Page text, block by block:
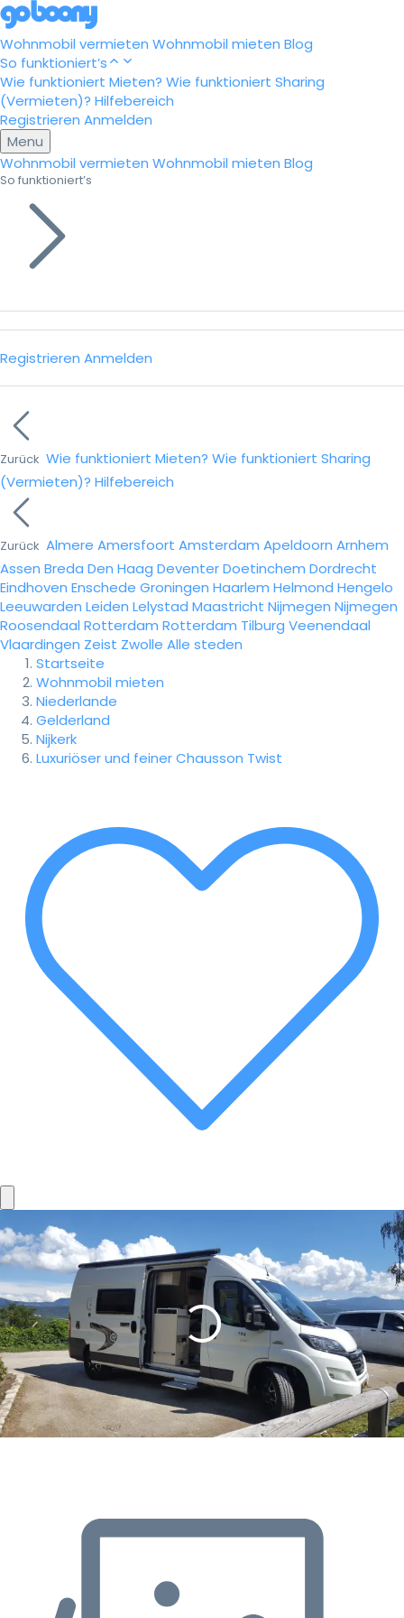
Wohnmobil vermieten Wohnmobil mieten Blog
So funktioniert’s
Wie funktioniert Mieten? Wie funktioniert Sharing
(Vermieten)? Hilfebereich
Registrieren Anmelden
Menu
Wohnmobil vermieten Wohnmobil mieten Blog
So funktioniert’s
Registrieren Anmelden
Zurück Wie funktioniert Mieten? Wie funktioniert Sharing
(Vermieten)? Hilfebereich
Zurück Almere Amersfoort Amsterdam Apeldoorn Arnhem
Assen Breda Den Haag DeventerDoetinchem Dordrecht
Eindhoven Enschede Groningen Haarlem Helmond Hengelo
Leeuwarden Leiden Lelystad Maastricht Nijmegen Nijmegen
Roosendaal Rotterdam Rotterdam Tilburg Veenendaal
Vlaardingen Zeist Zwolle Alle steden
Startseite
Wohnmobil mieten
Niederlande
Gelderland
Nijkerk
Luxuriöser und feiner Chausson Twist